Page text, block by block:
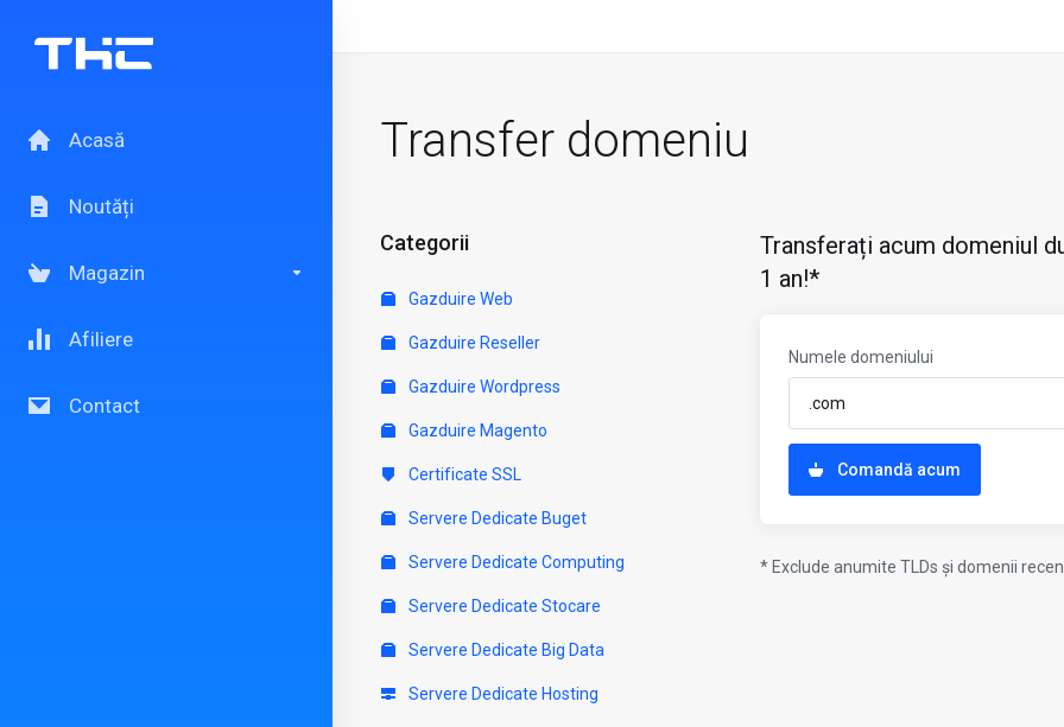
Acasă
Noutăți
Magazin
Afiliere
Contact
Transfer domeniu
Categorii
Gazduire Web
Gazduire Reseller
Gazduire Wordpress
Gazduire Magento
Certificate SSL
Servere Dedicate Buget
Servere Dedicate Computing
Servere Dedicate Stocare
Servere Dedicate Big Data
Servere Dedicate Hosting
Transferați acum domeniul
1 an!*
Numele domeniului
Comandă acum
* Exclude anumite TLDs și domenii